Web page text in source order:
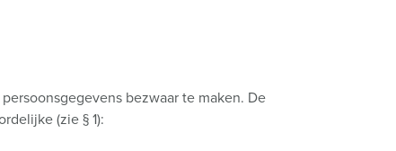
bezwaar te maken. De
(zie § 1):